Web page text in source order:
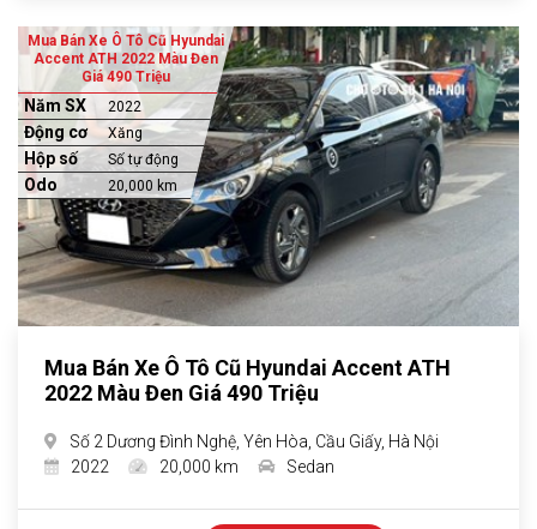
Mua Bán Xe Ô Tô Cũ Hyundai
Accent ATH 2022 Màu Đen
Giá 490 Triệu
Năm SX 2022
Động cơ Xăng
Hộp số Số tự động
Odo 20,000 km
Mua Bán Xe Ô Tô Cũ Hyundai Accent ATH
2022 Màu Đen Giá 490 Triệu
Số 2 Dương Đình Nghệ, Yên Hòa, Cầu Giấy, Hà Nội
2022
20,000 km Sedan